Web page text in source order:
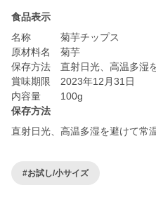
食品表示
名称 菊芋チップス
原材料名 菊芋
保存方法 直射日光、高温多湿
賞味期限 2023年12月31日
内容量 100g
保存方法
直射日光、高温多湿を避けて常
#お試し/小サイズ